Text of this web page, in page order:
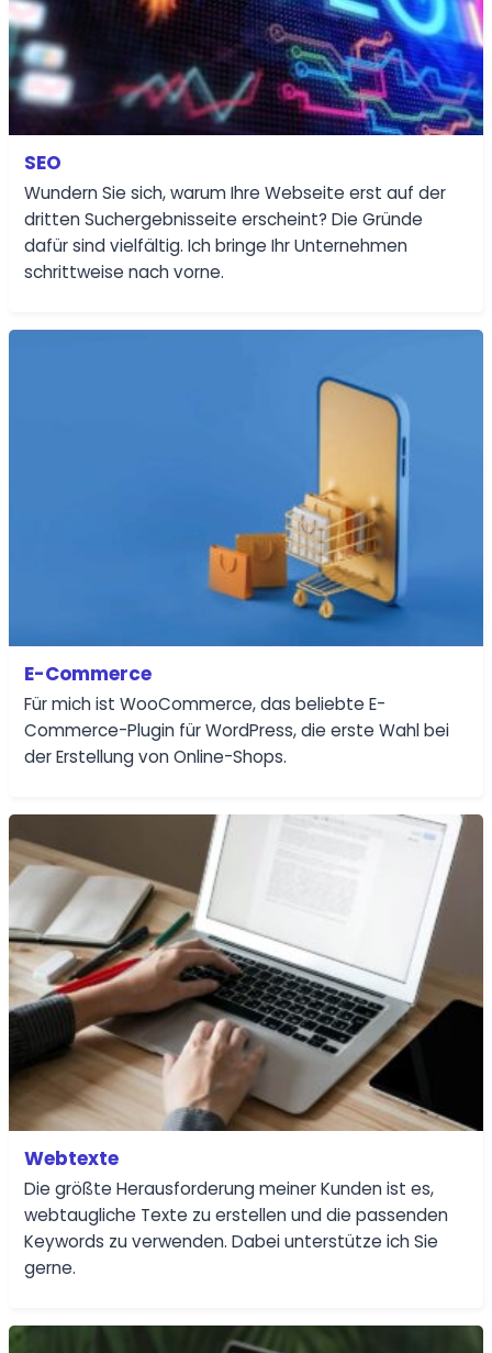
SEO
Wundern Sie sich, warum Ihre Webseite erst auf der
dritten Suchergebnisseite erscheint? Die Gründe
dafür sind vielfältig. Ich bringe Ihr Unternehmen
schrittweise nach vorne.
E-Commerce
Für mich ist WooCommerce, das beliebte E-
Commerce-Plugin für WordPress, die erste Wahl bei
der Erstellung von Online-Shops.
Webtexte
Die größte Herausforderung meiner Kunden ist es,
webtaugliche Texte zu erstellen und die passenden
Keywords zu verwenden. Dabei unterstütze ich Sie
gerne.